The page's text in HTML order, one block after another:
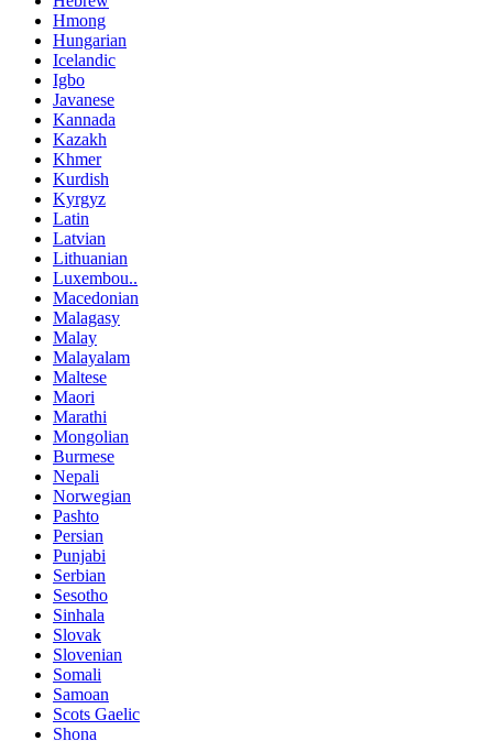
Hmong
Hungarian
Icelandic
Igbo
Javanese
Kannada
Kazakh
Khmer
Kurdish
Kyrgyz
Latin
Latvian
Lithuanian
Luxembou..
Macedonian
Malagasy
Malay
Malayalam
Maltese
Maori
Marathi
Mongolian
Burmese
Nepali
Norwegian
Pashto
Persian
Punjabi
Serbian
Sesotho
Sinhala
Slovak
Slovenian
Somali
Samoan
Scots Gaelic
Shona